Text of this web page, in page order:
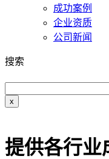
成功案例
企业资质
公司新闻
搜索
x
提供各行业